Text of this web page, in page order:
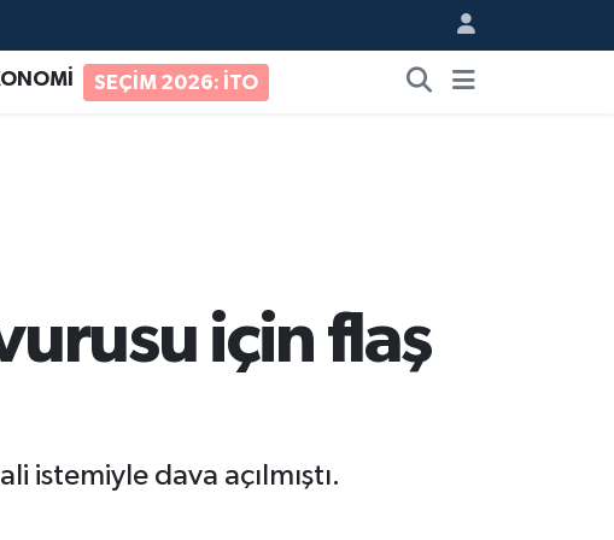
SEÇİM 2026: İTO
için flaş
istemiyle dava açılmıştı.